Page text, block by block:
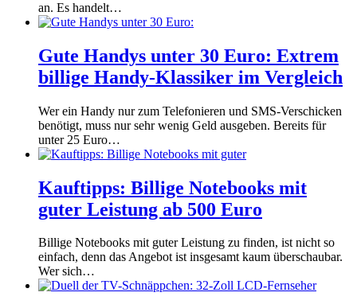
an. Es handelt…
Gute Handys unter 30 Euro: Extrem
billige Handy-Klassiker im Vergleich
Wer ein Handy nur zum Telefonieren und SMS-Verschicken
benötigt, muss nur sehr wenig Geld ausgeben. Bereits für
unter 25 Euro…
Kauftipps: Billige Notebooks mit
guter Leistung ab 500 Euro
Billige Notebooks mit guter Leistung zu finden, ist nicht so
einfach, denn das Angebot ist insgesamt kaum überschaubar.
Wer sich…